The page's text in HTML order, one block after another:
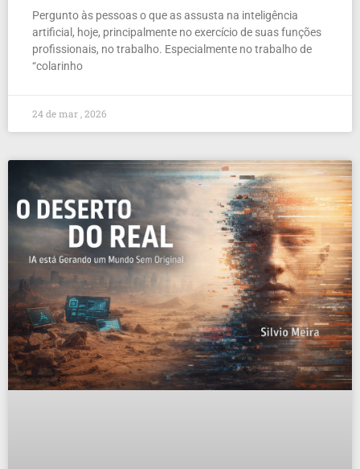
Pergunto às pessoas o que as assusta na inteligência
artificial, hoje, principalmente no exercício de suas funções
profissionais, no trabalho. Especialmente no trabalho de
“colarinho
24 de mar , 2026